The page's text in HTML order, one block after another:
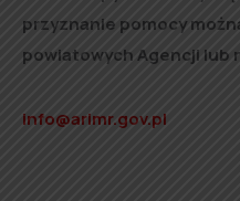
przyznanie pomocy
powiatowych Agencji lub
info@arimr.gov.pl